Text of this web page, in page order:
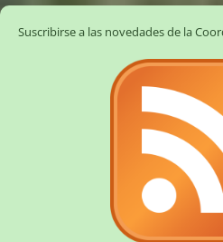
Suscribirse a las novedades de la